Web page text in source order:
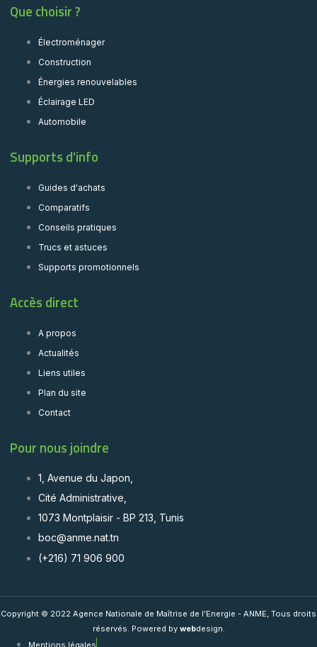
Que choisir ?
Électroménager
Construction
Énergies renouvelables
Éclairage LED
Automobile
Supports d'info
Guides d'achats
Comparatifs
Conseils pratiques
Trucs et astuces
Supports promotionnels
Accès direct
A propos
Actualités
Liens utiles
Plan du site
Contact
Pour nous joindre
1, Avenue du Japon,
Cité Administrative,
1073 Montplaisir - BP 213, Tunis
boc@anme.nat.tn
(+216) 71 906 900
Copyright © 2022 Agence Nationale de Maîtrise de l’Energie - ANME, Tous droits
réservés. Powered by webdesign.
Mentions légales